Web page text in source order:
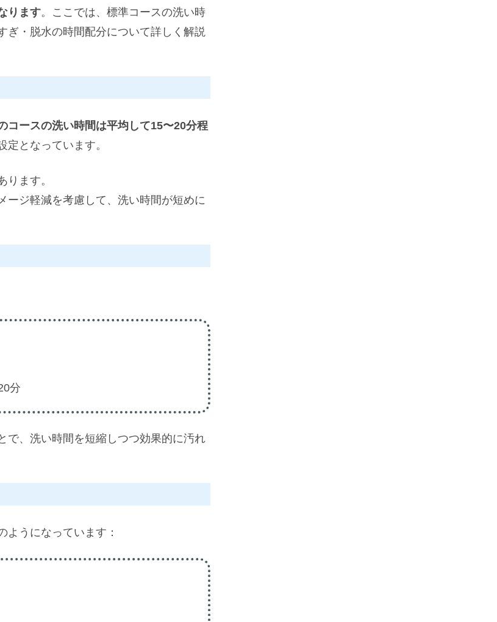
ります。ここでは、標準コースの洗い時
ぎ・脱水の時間配分について詳しく解説
コースの洗い時間は平均して15〜20分程
となっています。
ます。
ージ軽減を考慮して、洗い時間が短めに
分
で、洗い時間を短縮しつつ効果的に汚れ
うになっています：